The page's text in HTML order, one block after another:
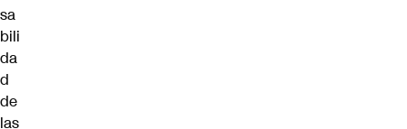
sa
bili
da
d
de
las